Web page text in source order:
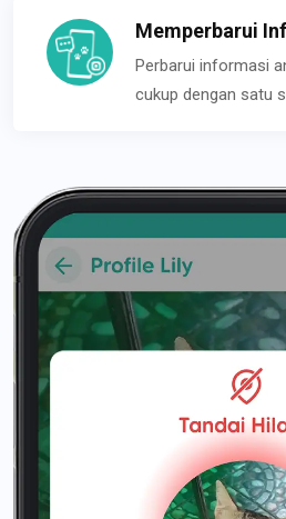
Memperbarui
Perbarui informasi
cukup dengan satu